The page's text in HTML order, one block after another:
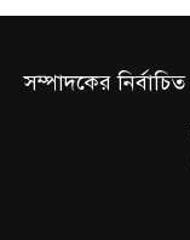
সম্পাদকের নির্বাচিত